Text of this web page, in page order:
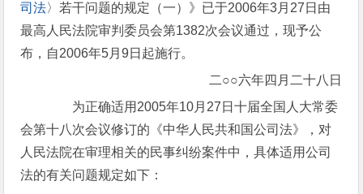
司法〉若干问题的规定（一）》已于2006年3月27日由
最高人民法院审判委员会第1382次会议通过，现予公
布，自2006年5月9日起施行。
二○○六年四月二十八日
为正确适用2005年10月27日十届全国人大常委
会第十八次会议修订的《中华人民共和国公司法》，对
人民法院在审理相关的民事纠纷案件中，具体适用公司
法的有关问题规定如下：